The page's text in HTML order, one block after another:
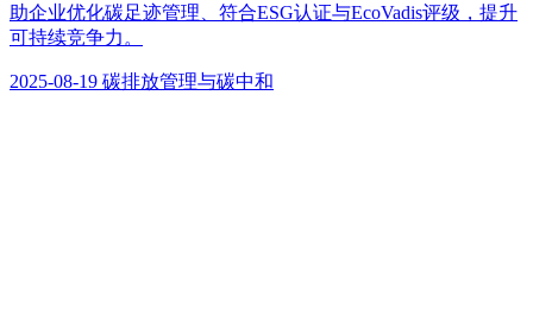
助企业优化碳足迹管理、符合ESG认证与EcoVadis评级，提升
可持续竞争力。
2025-08-19 碳排放管理与碳中和